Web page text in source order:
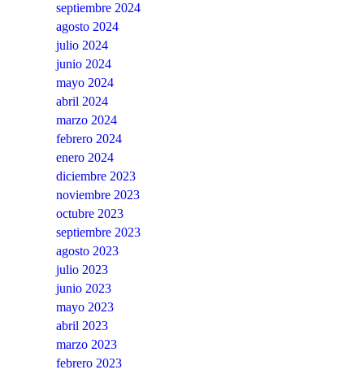
septiembre 2024
agosto 2024
julio 2024
junio 2024
mayo 2024
abril 2024
marzo 2024
febrero 2024
enero 2024
diciembre 2023
noviembre 2023
octubre 2023
septiembre 2023
agosto 2023
julio 2023
junio 2023
mayo 2023
abril 2023
marzo 2023
febrero 2023